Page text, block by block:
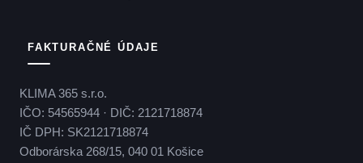
FAKTURAČNÉ ÚDAJE
KLIMA 365 s.r.o.
IČO: 54565944 · DIČ: 2121718874
IČ DPH: SK2121718874
Odborárska 268/15, 040 01 Košice